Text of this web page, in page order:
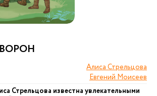
Алиса Стрельцова
Евгений Моисеев
Стрельцова известна увлекательными